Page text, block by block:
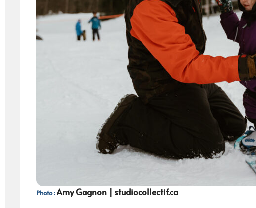
Photo :Amy Gagnon | studiocollectif.ca